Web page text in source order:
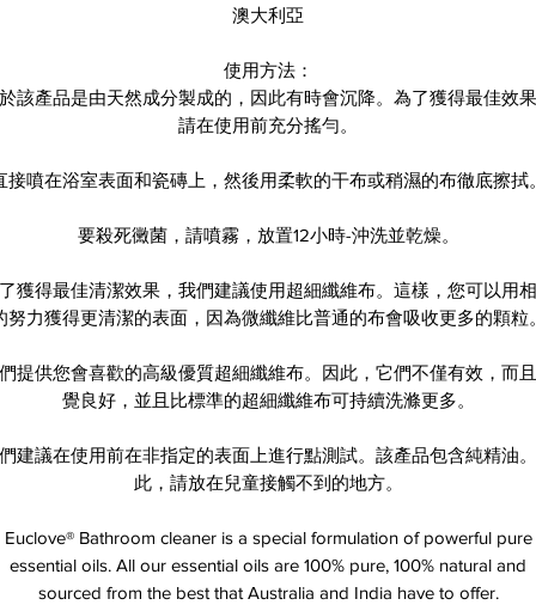
澳大利亞
使用方法：
該產品是由天然成分製成的，因此有時會沉降。為了獲得最佳效果
請在使用前充分搖勻。
接噴在浴室表面和瓷磚上，然後用柔軟的干布或稍濕的布徹底擦拭。
要殺死黴菌，請噴霧，放置12小時-沖洗並乾燥。
獲得最佳清潔效果，我們建議使用超細纖維布。這樣，您可以用
努力獲得更清潔的表面，因為微纖維比普通的布會吸收更多的顆粒。
提供您會喜歡的高級優質超細纖維布。因此，它們不僅有效，而
覺良好，並且比標準的超細纖維布可持續洗滌更多。
建議在使用前在非指定的表面上進行點測試。該產品包含純精油
此，請放在兒童接觸不到的地方。
Euclove® Bathroom cleaner is a special formulation of powerful pure
essential oils. All our essential oils are 100% pure, 100% natural and
sourced from the best that Australia and India have to offer.